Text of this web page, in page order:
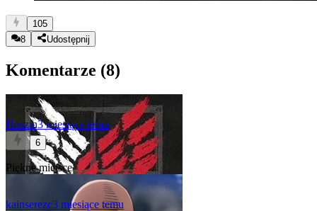
105
8
Udostępnij
Komentarze (8)
Hoszin3 miesiące temu
6
Piękne miejsce
kainserezc3 miesiące temu